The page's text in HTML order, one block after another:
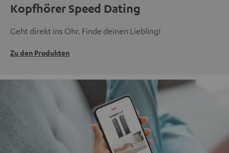
Kopfhörer Speed Dating
Geht direkt ins Ohr. Finde deinen Liebling!
Zu den Produkten